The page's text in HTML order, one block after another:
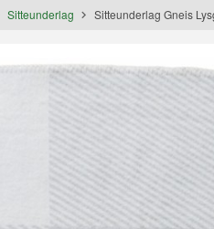
Sitteunderlag Sitteunderlag Gneis